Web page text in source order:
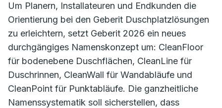
Um Planern, Installateuren und Endkunden die
Orientierung bei den Geberit Duschplatzlösungen
zu erleichtern, setzt Geberit 2026 ein neues
durchgängiges Namenskonzept um: CleanFloor
für bodenebene Duschflächen, CleanLine für
Duschrinnen, CleanWall für Wandabläufe und
CleanPoint für Punktabläufe. Die ganzheitliche
Namenssystematik soll sicherstellen, dass